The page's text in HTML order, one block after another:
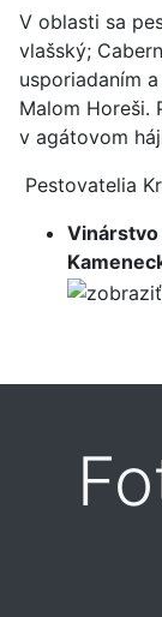
V oblasti sa
vlašský;
usporiadaním
Malom Horeši.
v agátovom
Pestovatelia
Vinárstvo